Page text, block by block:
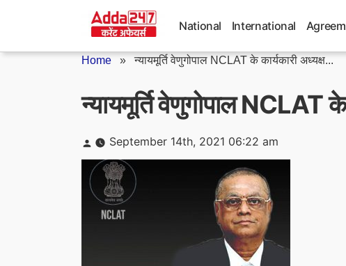
National International
Home »न्यायमूर्ति वेणुगोपाल NCLAT के कार्यकारी अध्यक्ष...
न्यायमूर्ति वेणुगोपाल NCLAT
Posted
by
September 14th, 2021 06:22 am